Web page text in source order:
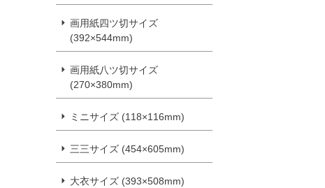
画用紙四ツ切サイズ
(392×544mm)
画用紙八ツ切サイズ
(270×380mm)
ミニサイズ (118×116mm)
三三サイズ (454×605mm)
大衣サイズ (393×508mm)